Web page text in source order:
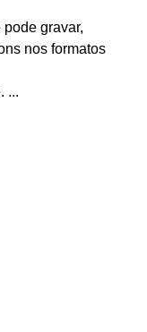
gravar,
nos formatos
...